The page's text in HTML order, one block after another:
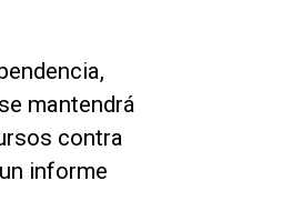
mantendrá
contra
informe